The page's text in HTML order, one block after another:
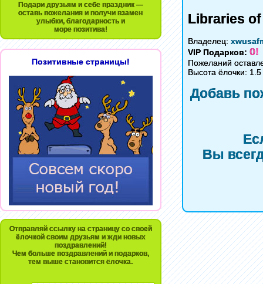
Подари друзьям и себе праздник —
оставь пожелания и получи взамен
улыбки, благодарность и
море позитива!
Позитивные страницы!
Отправляй ссылку на страницу со своей
ёлочкой своим друзьям и жди новых
поздравлений!
Чем больше поздравлений и подарков,
тем выше становится ёлочка.
Libraries
Владелец:
VIP Подарков: 0!
Пожеланий
Высота ёлочки:
Добавь
Вы